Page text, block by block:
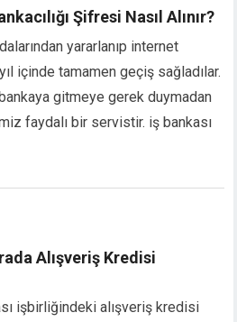
Şifresi Nasıl Alınır?
yararlanıp internet
içinde tamamen geçiş sağladılar.
bankaya gitmeye gerek duymadan
faydalı bir servistir. iş bankası
Alışveriş Kredisi
işbirliğindeki alışveriş kredisi